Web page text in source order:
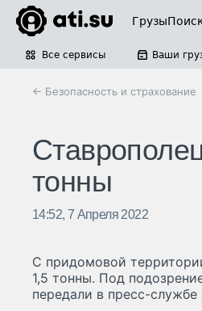
Грузы
Все сервисы Ваши
← Безопасность и страхование
тонны
14:52, 7 Апреля 2022
С придомовой
1,5 тонны. Под
передали в пресс-